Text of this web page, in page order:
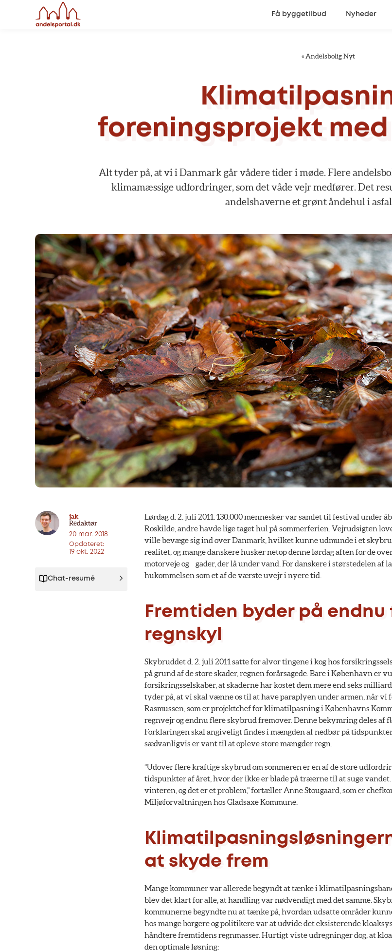
Få byggetilbud Nyheder
« Andelsbolig Nyt
foreningsprojekt med
Alttyderpå,atvi i Danmark gårvåderetideri møde.Flere
klimamæssige udfordringer, som det våde vejr medfører. Det
andelshaverne et grønt åndehul i
jak
Redaktør
20 mar. 2018
Opdateret:
19 okt. 2022
Chat-resumé
Lørdag d. 2. juli 2011. 130.000 mennesker var samlet til festival under
Roskilde, andre havde lige taget hul på sommerferien. Vejrudsigten
ville bevæge sig ind over Danmark, hvilket kunne udmunde i et
realitet, og mange danskere husker netop denne lørdag aften for de
motorveje og gader, der lå under vand. For danskere i størstedelen af
hukommelsen som et af de værste uvejr i nyere tid.
Fremtiden byder på endnu
regnskyl
Skybruddet d. 2. juli 2011 satte for alvor tingene i kog hos
på grund af de store skader, regnen forårsagede. Bare i København er
forsikringsselskaber, at skaderne har kostet dem mere end seks
tyder på, at vi skal vænne os til at have paraplyen under armen, når vi
Rasmussen, som er projektchef for klimatilpasning i Københavns
regnvejr og endnu flere skybrud fremover. Denne bekymring deles af
Forklaringen skal angiveligt findes i mængden af nedbør på
sædvanligvis er vant til at opleve store mængder regn.
“Udover flere kraftige skybrud om sommeren er en af de store
tidspunkter af året, hvor der ikke er blade på træerne til at suge
vinteren, og det er et problem,” fortæller Anne Stougaard, som er
Miljøforvaltningen hos Gladsaxe Kommune.
at skyde frem
Mange kommuner var allerede begyndt at tænke i
blev det klart for alle, at handling var nødvendigt med det samme.
kommunerne begyndte nu at tænke på, hvordan udsatte områder
hos mange borgere og politikere var at udvide det eksisterende
håndtere fremtidens regnmasser. Hurtigt viste udregninger dog, at
den optimale løsning: